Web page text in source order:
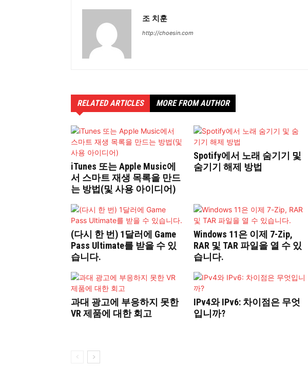
조 치훈
http://choesin.com
RELATED ARTICLES MORE FROM AUTHOR
iTunes 또는 Apple Music에
서 스마트 재생 목록을 만드
는 방법(및 사용 아이디어)
Spotify에서 노래 숨기기 및
숨기기 해제 방법
(다시 한 번) 1달러에 Game
Pass Ultimate를 받을 수 있
습니다.
Windows 11은 이제 7-Zip,
RAR 및 TAR 파일을 열 수 있
습니다.
과대 광고에 부응하지 못한
VR 제품에 대한 회고
IPv4와 IPv6: 차이점은 무엇
입니까?